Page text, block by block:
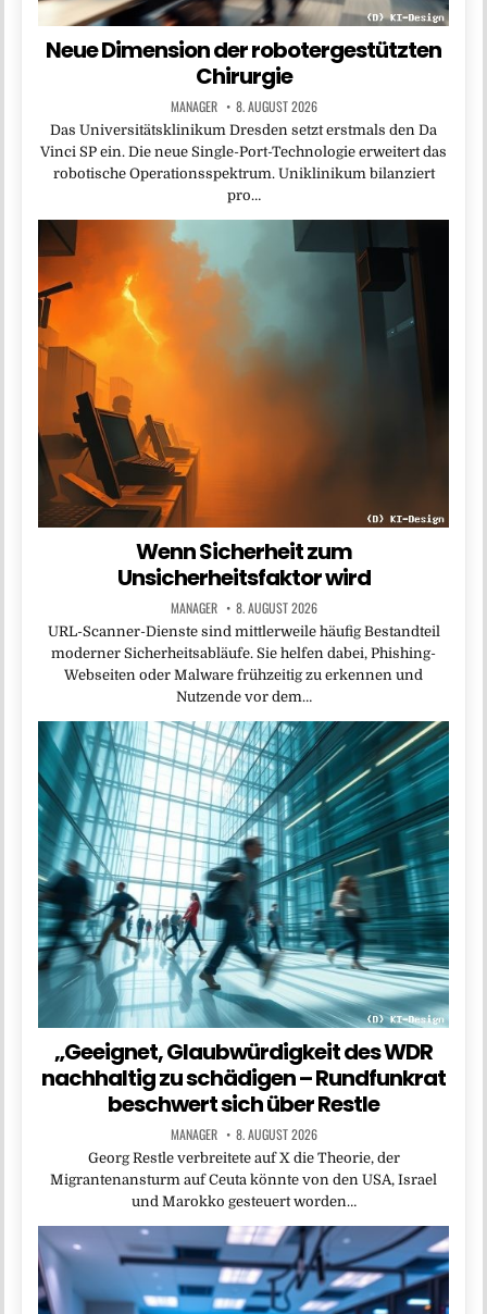
Neue Dimension der robotergestützten
Chirurgie
MANAGER 8. AUGUST 2026
Das Universitätsklinikum Dresden setzt erstmals den Da
Vinci SP ein. Die neue Single-Port-Technologie erweitert das
robotische Operationsspektrum. Uniklinikum bilanziert
pro…
Wenn Sicherheit zum
Unsicherheitsfaktor wird
MANAGER 8. AUGUST 2026
URL-Scanner-Dienste sind mittlerweile häufig Bestandteil
moderner Sicherheitsabläufe. Sie helfen dabei, Phishing-
Webseiten oder Malware frühzeitig zu erkennen und
Nutzende vor dem…
„Geeignet, Glaubwürdigkeit des WDR
nachhaltig zu schädigen – Rundfunkrat
beschwert sich über Restle
MANAGER 8. AUGUST 2026
Georg Restle verbreitete auf X die Theorie, der
Migrantenansturm auf Ceuta könnte von den USA, Israel
und Marokko gesteuert worden…